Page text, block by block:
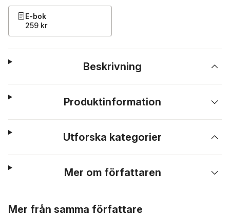
E-bok
259 kr
Beskrivning
Produktinformation
Utforska kategorier
Mer om författaren
Mer från samma författare